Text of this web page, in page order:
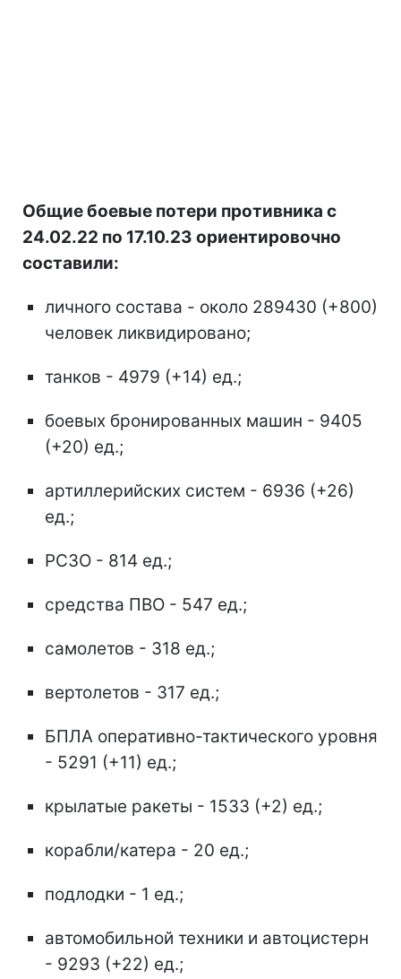
Общие боевые потери противника с
24.02.22 по 17.10.23 ориентировочно
составили:
личного состава - около 289430 (+800)
человек ликвидировано;
танков - 4979 (+14) ед.;
боевых бронированных машин - 9405
(+20) ед.;
артиллерийских систем - 6936 (+26)
ед.;
РСЗО - 814 ед.;
средства ПВО - 547 ед.;
самолетов - 318 ед.;
вертолетов - 317 ед.;
БПЛА оперативно-тактического уровня
- 5291 (+11) ед.;
крылатые ракеты - 1533 (+2) ед.;
корабли/катера - 20 ед.;
подлодки - 1 ед.;
автомобильной техники и автоцистерн
- 9293 (+22) ед.;